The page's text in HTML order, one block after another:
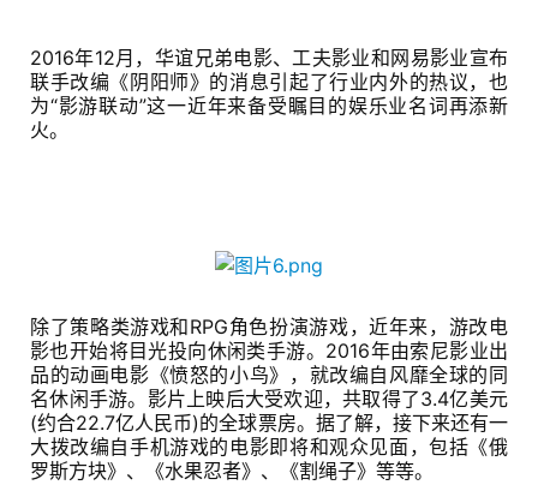
日
游
上
海
站
2016年12月，华谊兄弟电影、工夫影业和网易影业宣布
联手改编《阴阳师》的消息引起了行业内外的热议，也
为“影游联动”这一近年来备受瞩目的娱乐业名词再添新
火。
除了策略类游戏和RPG角色扮演游戏，近年来，游改电
影也开始将目光投向休闲类手游。2016年由索尼影业出
品的动画电影《愤怒的小鸟》，就改编自风靡全球的同
名休闲手游。影片上映后大受欢迎，共取得了3.4亿美元
(约合22.7亿人民币)的全球票房。据了解，接下来还有一
大拨改编自手机游戏的电影即将和观众见面，包括《俄
罗斯方块》、《水果忍者》、《割绳子》等等。